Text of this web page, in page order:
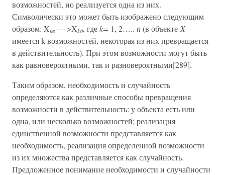
возможностей, но реализуется одна из них.
Символически это может быть изображено следующим
образом: Xkв — >Xkд, гдеk= 1, 2….. п(в объекте X
имеется k возможностей, некоторая из них превращается
в действительность). При этом возможности могут быть
как равновероятными, так и разновероятными[289].
Таким образом, необходимость и случайность
определяются как различные способы превращения
возможности в действительность: у объекта есть или
одна, или несколько возможностей; реализация
единственной возможности представляется как
необходимость, реализация определенной возможности
из их множества представляется как случайность.
Предложенное понимание необходимости и случайности